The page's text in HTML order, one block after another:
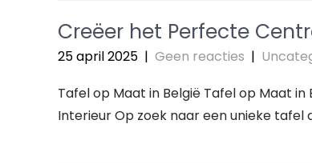
Creëer het Perfecte
25 april 2025 | Geen reacties |
Tafel op Maat in België Tafel op Maat
Interieur Op zoek naar een unieke tafel